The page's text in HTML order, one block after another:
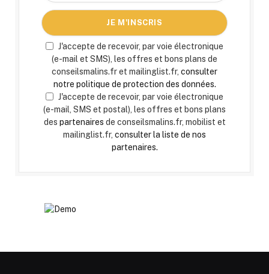
J'accepte de recevoir, par voie électronique
(e-mail et SMS), les offres et bons plans de
conseilsmalins.fr et mailinglist.fr, consulter
notre politique de protection des données.
J'accepte de recevoir, par voie électronique
(e-mail, SMS et postal), les offres et bons plans
des partenaires de conseilsmalins.fr, mobilist et
mailinglist.fr, consulter la liste de nos
partenaires.